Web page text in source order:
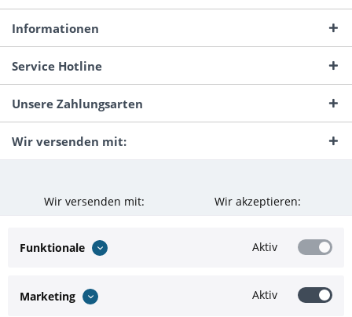
Informationen
Service Hotline
Unsere Zahlungsarten
Wir versenden mit:
Wir versenden mit: Wir akzeptieren:
Funktionale Aktiv
Marketing Aktiv